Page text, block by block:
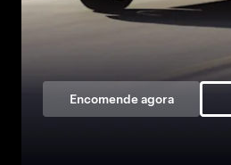
Encomende agora